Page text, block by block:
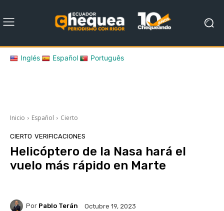
Inglés Español Português
Inicio Español Cierto
CIERTO VERIFICACIONES
Helicóptero de la Nasa hará el
vuelo más rápido en Marte
Por Pablo Terán Octubre 19, 2023